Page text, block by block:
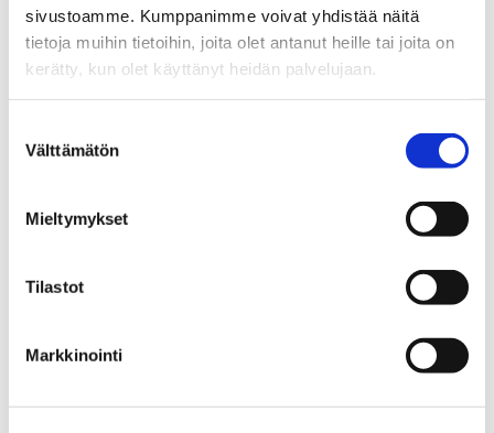
sivustoamme. Kumppanimme voivat yhdistää näitä
tietoja muihin tietoihin, joita olet antanut heille tai joita on
kerätty, kun olet käyttänyt heidän palvelujaan.
valinta
Välttämätön
Mieltymykset
Tilastot
Markkinointi
Sp-Koti Tampere Kipinä | Kiinteistönvälitys Tanja
Heinonen Oy LKV
, 2821540-9
+358 40 637 8498
WhatsApp
Sp-Koti Ylöjärvi Kipinä